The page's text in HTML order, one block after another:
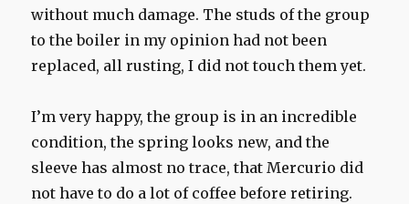
without much damage. The studs of the group
to the boiler in my opinion had not been
replaced, all rusting, I did not touch them yet.
I’m very happy, the group is in an incredible
condition, the spring looks new, and the
sleeve has almost no trace, that Mercurio did
not have to do a lot of coffee before retiring.